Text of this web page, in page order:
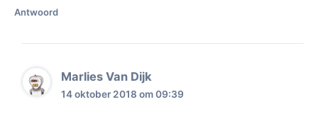
Antwoord
Marlies Van Dijk
14 oktober 2018 om 09:39